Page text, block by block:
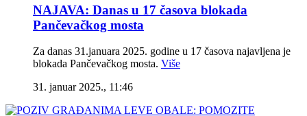
NAJAVA: Danas u 17 časova blokada
Pančevačkog mosta
Za danas 31.januara 2025. godine u 17 časova najavljena je
blokada Pančevačkog mosta. Više
31. januar 2025., 11:46